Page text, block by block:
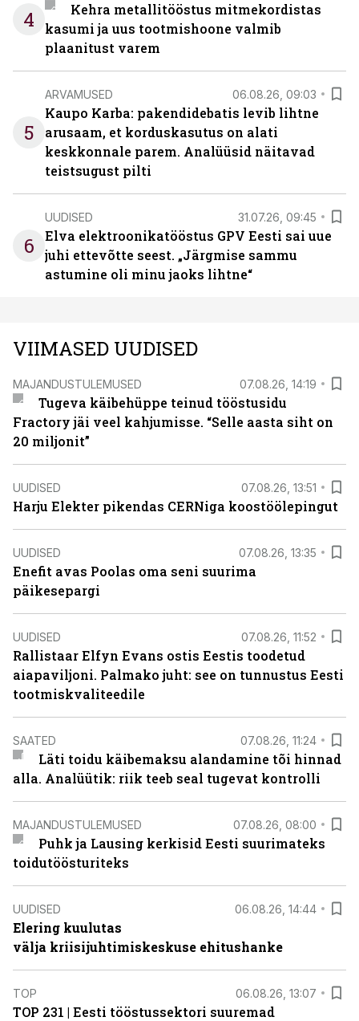
4
Kehra metallitööstus mitmekordistas
kasumi ja uus tootmishoone valmib
plaanitust varem
5
ARVAMUSED 06.08.26, 09:03
Kaupo Karba: pakendidebatis levib lihtne
arusaam, et korduskasutus on alati
keskkonnale parem. Analüüsid näitavad
teistsugust pilti
6
UUDISED 31.07.26, 09:45
Elva elektroonikatööstus GPV Eesti sai uue
juhi ettevõtte seest. „Järgmise sammu
astumine oli minu jaoks lihtne“
VIIMASED UUDISED
MAJANDUSTULEMUSED 07.08.26, 14:19
Tugeva käibehüppe teinud tööstusidu
Fractory jäi veel kahjumisse. “Selle aasta siht on
20 miljonit”
UUDISED 07.08.26, 13:51
Harju Elekter pikendas CERNiga koostöölepingut
UUDISED 07.08.26, 13:35
Enefit avas Poolas oma seni suurima
päikesepargi
UUDISED 07.08.26, 11:52
Rallistaar Elfyn Evans ostis Eestis toodetud
aiapaviljoni. Palmako juht: see on tunnustus Eesti
tootmiskvaliteedile
SAATED 07.08.26, 11:24
Läti toidu käibemaksu alandamine tõi hinnad
alla. Analüütik: riik teeb seal tugevat kontrolli
MAJANDUSTULEMUSED 07.08.26, 08:00
Puhk ja Lausing kerkisid Eesti suurimateks
toidutöösturiteks
UUDISED 06.08.26, 14:44
Elering kuulutas
välja kriisijuhtimiskeskuse ehitushanke
TOP 06.08.26, 13:07
TOP 231 | Eesti tööstussektori suuremad